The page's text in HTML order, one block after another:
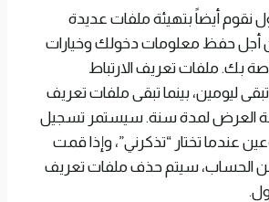
نقوم أيضاً بتهيئة ملفات عديدة
أجل حفظ معلومات دخولك وخيارات
بك. ملفات تعريف الارتباط
ليومين، بينما تبقى ملفات تعريف
العرض لمدة سنة. سيستمر تسجيل
عندما تختار “تذكرني”، وإذا قمت
الحساب، سيتم حذف ملفات تعريف